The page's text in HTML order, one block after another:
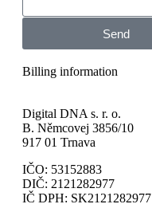
Billing information
Digital DNA s. r. o.
B. Němcovej 3856/10
917 01 Trnava
IČO: 53152883
DIČ: 2121282977
IČ DPH: SK2121282977
Send